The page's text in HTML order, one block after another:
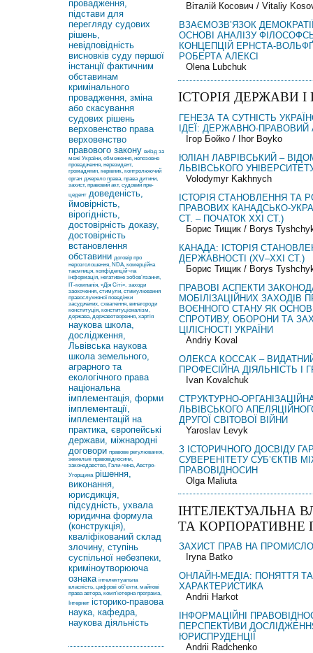
провадження,
підстави для
перегляду судових
рішень,
невідповідність
висновків суду першої
інстанції фактичним
обставинам
кримінального
провадження, зміна
або скасування
судових рішень
верховенство права
верховенство
правового закону виїзд за
межі України, обмеження, непозовне
провадження, нерезидент,
громадянин, керівник, контролюючий
орган джерело права, права дитини,
захист, правовий акт, судовий пре-
цедент доведеність,
ймовірність,
вірогідність,
достовірність доказу,
достовірність
встановлення
обставини договір про
нерозголошення, NDA, комерційна
таємниця, конфіденцій¬на
інформація, негативне зобов’язання,
ІТ-компанія, «Дія Сіті». заходи
заохочення, стимули, стимулювання
правослухняної поведінки
засуджених, схвалення, винагороди
конституція, конституціоналізм,
держава, державотворення, хартія
наукова школа,
дослідження,
Львівська наукова
школа земельного,
аграрного та
екологічного права
національна
імплементація, форми
імплементації,
імплементацій на
практика, європейські
держави, міжнародні
договори правове регулювання,
земельні правовідносини,
законодавство, Гали-чина, Австро-
Угорщина рішення,
виконання,
юрисдикція,
підсудність, ухвала
юридична формула
(конструкція),
кваліфікований склад
злочину, ступінь
суспільної небезпеки,
криміноутворююча
ознака інтелектуальна
власність, цифрові об’єкти, майнові
права автора, комп’ютерна програма,
Інтернет історико-правова
наука, кафедра,
наукова діяльність
Віталій Косович / Vitaliy
ВЗАЄМОЗВ’ЯЗОК
ОСНОВІ АНАЛІЗУ
КОНЦЕПЦІЙ ЕРНСТА-
РОБЕРТА АЛЕКСІ
Olena Lubchuk
ІСТОРІЯ ДЕРЖАВИ І
ГЕНЕЗА ТА СУТНІСТЬ
ІДЕЇ: ДЕРЖАВНО-ПРАВОВИЙ
Ігор Бойко / Ihor Boyko
ЮЛІАН ЛАВРІВСЬКИЙ –
ЛЬВІВСЬКОГО
Volodymyr Kakhnych
ІСТОРІЯ СТАНОВЛЕННЯ ТА
ПРАВОВИХ КАНАДСЬКО-
СТ. – ПОЧАТОК XXI СТ.)
Борис Тищик / Borys
КАНАДА: ІСТОРІЯ
ДЕРЖАВНОСТІ (XV–XXI СТ.)
Борис Тищик / Borys
ПРАВОВІ АСПЕКТИ
МОБІЛІЗАЦІЙНИХ ЗАХОДІВ
ВОЄННОГО СТАНУ ЯК
СПРОТИВУ, ОБОРОНИ ТА
ЦІЛІСНОСТІ УКРАЇНИ
Andriy Koval
ОЛЕКСА КОССАК –
ПРОФЕСІЙНА ДІЯЛЬНІСТЬ І
Ivan Kovalchuk
СТРУКТУРНО-
ЛЬВІВСЬКОГО
ДРУГОЇ СВІТОВОЇ ВІЙНИ
Yaroslav Levyk
З ІСТОРИЧНОГО ДОСВІДУ
СУВЕРЕНІТЕТУ СУБ’ЄКТІВ
ПРАВОВІДНОСИН
Olga Maliuta
ІНТЕЛЕКТУАЛЬНА
ТА КОРПОРАТИВНЕ
ЗАХИСТ ПРАВ НА
Іryna Batko
ОНЛАЙН-МЕДІА: ПОНЯТТЯ
ХАРАКТЕРИСТИКА
Andrii Harkot
ІНФОРМАЦІЙНІ
ПЕРСПЕКТИВИ
ЮРИСПРУДЕНЦІЇ
Andrii Radchenko